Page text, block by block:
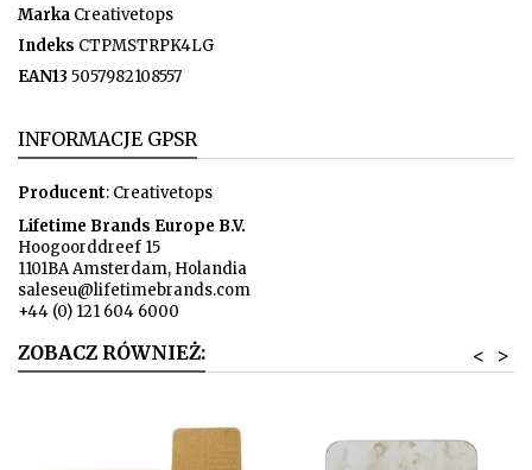
Marka Creativetops
Indeks CTPMSTRPK4LG
EAN13 5057982108557
INFORMACJE GPSR
Producent: Creativetops
Lifetime Brands Europe B.V.
Hoogoorddreef 15
1101BA Amsterdam, Holandia
saleseu@lifetimebrands.com
+44 (0) 121 604 6000
ZOBACZ RÓWNIEŻ: >
<